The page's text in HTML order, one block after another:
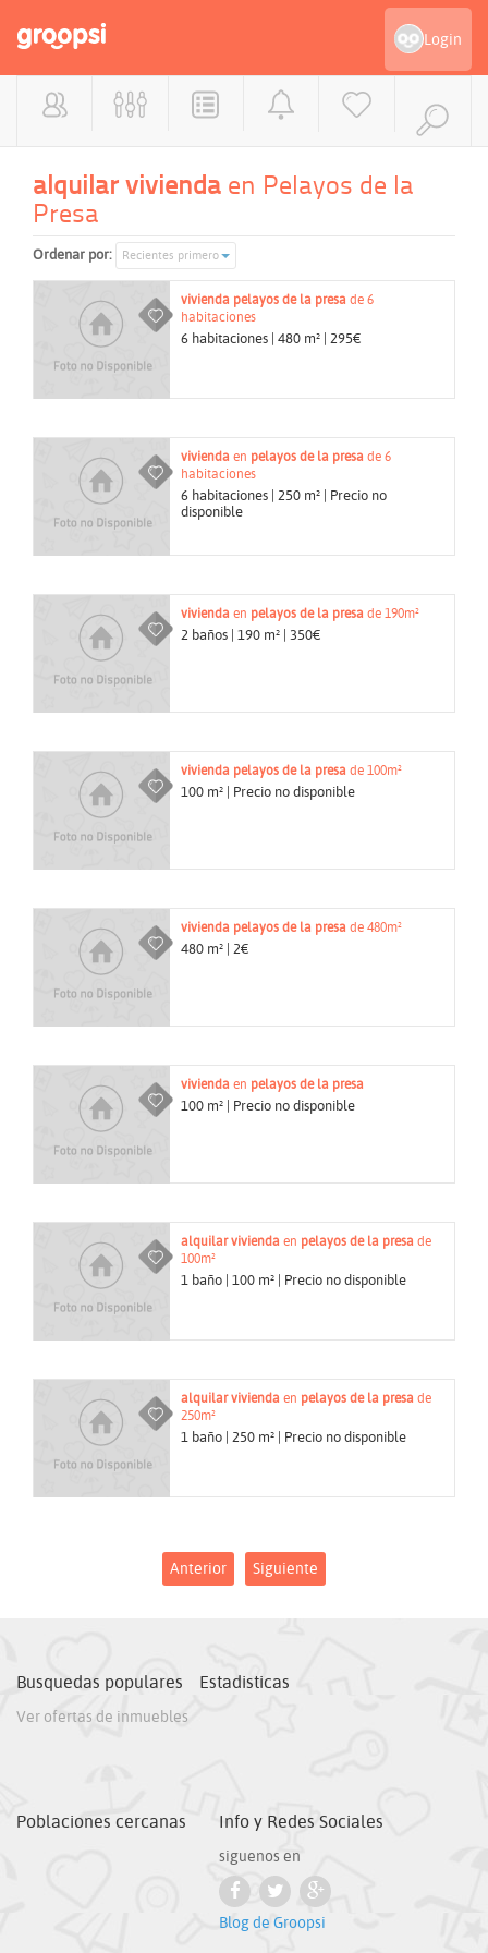
Login
alquilar vivienda en Pelayos de la
Presa
Ordenar por: Recientes primero
vivienda pelayos de la presa de 6
habitaciones
6 habitaciones | 480 m² | 295€
vivienda en pelayos de la presa de 6
habitaciones
6 habitaciones | 250 m² | Precio no
disponible
vivienda en pelayos de la presa de 190m²
2 baños | 190 m² | 350€
vivienda pelayos de la presa de 100m²
100 m² | Precio no disponible
vivienda pelayos de la presa de 480m²
480 m² | 2€
vivienda en pelayos de la presa
100 m² | Precio no disponible
alquilar vivienda en pelayos de la presa de
100m²
1 baño | 100 m² | Precio no disponible
alquilar vivienda en pelayos de la presa de
250m²
1 baño | 250 m² | Precio no disponible
Anterior Siguiente
Busquedas populares Estadisticas
Ver ofertas de inmuebles
Poblaciones cercanas Info y Redes Sociales
siguenos en
Blog de Groopsi